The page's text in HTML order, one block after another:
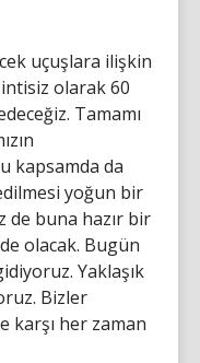
uçuşlara ilişkin
olarak 60
Tamamı
kapsamda da
yoğun bir
de buna hazır bir
olacak. Bugün
Yaklaşık
Bizler
karşı her zaman